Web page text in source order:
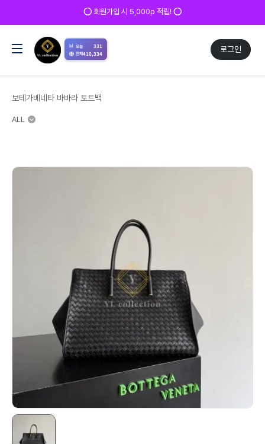
로그인
📊 오늘 331
전체410,334
보테가베네타 바바라 토트백
ALL